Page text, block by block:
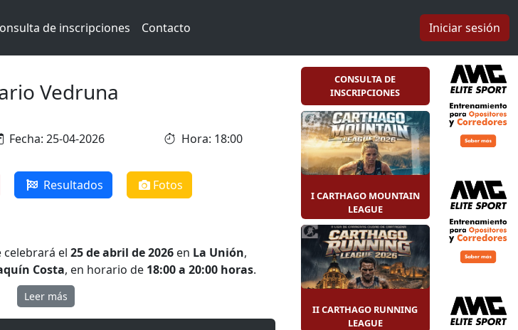
de inscripciones Contacto Iniciar sesión
Vedruna
Fecha: 25-04-2026 Hora: 18:00
Resultados Fotos
celebrará el25 de abril de 2026 en La Unión,
Costa, en horario de 18:00 a 20:00 horas.
edades, con distancias adaptadas que van
5 kilómetros.
Leer más
CONSULTA DE
INSCRIPCIONES
I CARTHAGO MOUNTAIN
LEAGUE
II CARTHAGO RUNNING
LEAGUE